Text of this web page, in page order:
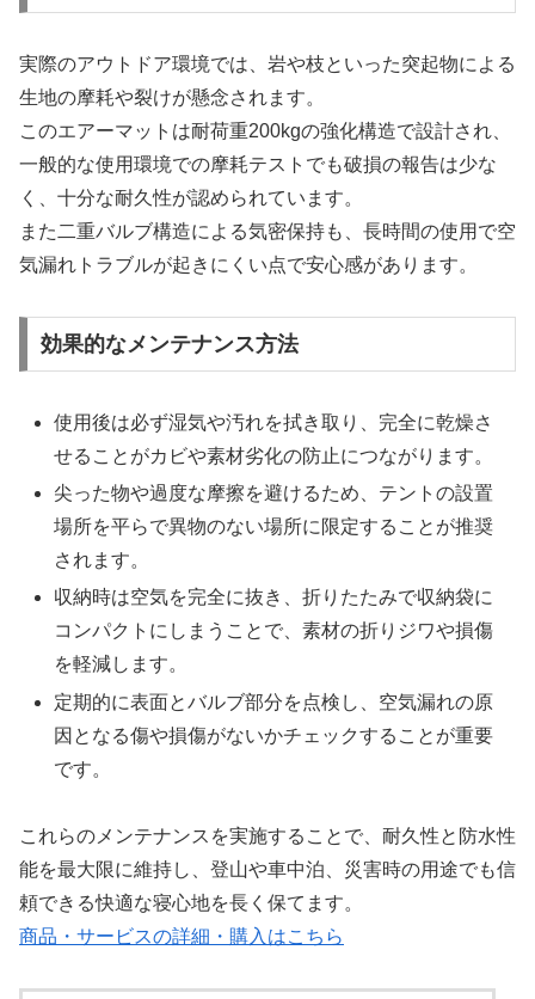
実際のアウトドア環境では、岩や枝といった突起物による
生地の摩耗や裂けが懸念されます。
このエアーマットは耐荷重200kgの強化構造で設計され、
一般的な使用環境での摩耗テストでも破損の報告は少な
く、十分な耐久性が認められています。
また二重バルブ構造による気密保持も、長時間の使用で空
気漏れトラブルが起きにくい点で安心感があります。
効果的なメンテナンス方法
使用後は必ず湿気や汚れを拭き取り、完全に乾燥さ
せることがカビや素材劣化の防止につながります。
尖った物や過度な摩擦を避けるため、テントの設置
場所を平らで異物のない場所に限定することが推奨
されます。
収納時は空気を完全に抜き、折りたたみで収納袋に
コンパクトにしまうことで、素材の折りジワや損傷
を軽減します。
定期的に表面とバルブ部分を点検し、空気漏れの原
因となる傷や損傷がないかチェックすることが重要
です。
これらのメンテナンスを実施することで、耐久性と防水性
能を最大限に維持し、登山や車中泊、災害時の用途でも信
頼できる快適な寝心地を長く保てます。
商品・サービスの詳細・購入はこちら